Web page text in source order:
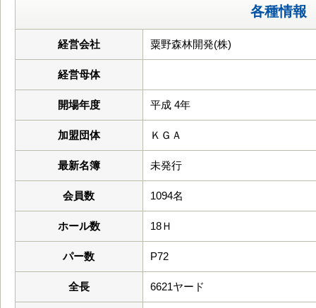
各種情報
経営会社 粟野森林開発(株)
経営母体
開場年度 平成 4年
加盟団体 ＫＧＡ
最新名簿 未発行
会員数 1094名
ホール数 18Ｈ
パー数 P72
全長 6621ヤード